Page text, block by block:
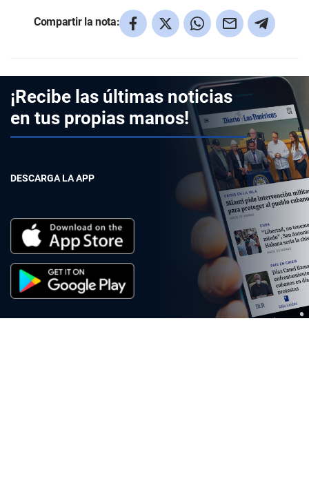
Compartir la nota:
¡Recibe las últimas noticias
en tus propias manos!
DESCARGA LA APP